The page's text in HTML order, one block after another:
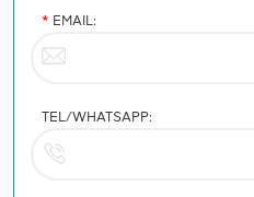
* EMAIL:
TEL/WHATSAPP: